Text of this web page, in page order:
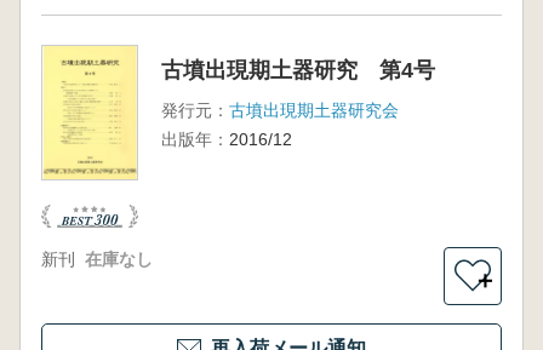
古墳出現期土器研究 第4号
発行元： 古墳出現期土器研究会
出版年： 2016/12
新刊 在庫なし
＋